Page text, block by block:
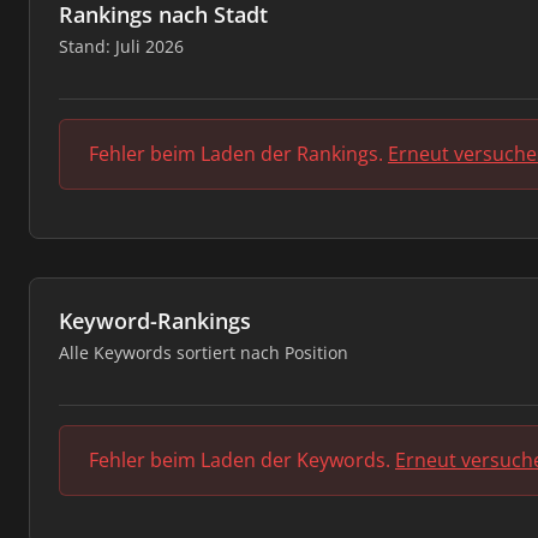
Rankings nach Stadt
Stand: Juli 2026
Fehler beim Laden der Rankings. Erneut
Keyword-Rankings
Alle Keywords sortiert nach Position
Fehler beim Laden der Keywords. Erneut